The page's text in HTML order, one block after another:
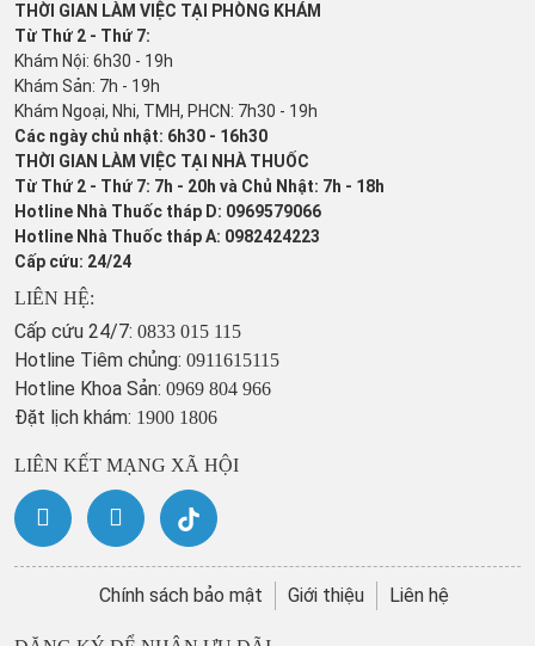
THỜI GIAN LÀM VIỆC TẠI PHÒNG KHÁM
Từ Thứ 2 - Thứ 7:
Khám Nội: 6h30 - 19h
Khám Sản: 7h - 19h
Khám Ngoại, Nhi, TMH, PHCN: 7h30 - 19h
Các ngày chủ nhật: 6h30 - 16h30
THỜI GIAN LÀM VIỆC TẠI NHÀ THUỐC
Từ Thứ 2 - Thứ 7: 7h - 20h và Chủ Nhật: 7h - 18h
Hotline Nhà Thuốc tháp D: 0969579066
Hotline Nhà Thuốc tháp A: 0982424223
Cấp cứu: 24/24
LIÊN HỆ:
Cấp cứu 24/7: 0833 015 115
Hotline Tiêm chủng: 0911615115
Hotline Khoa Sản: 0969 804 966
Đặt lịch khám: 1900 1806
LIÊN KẾT MẠNG XÃ HỘI
Chính sách bảo mật Giới thiệu Liên hệ